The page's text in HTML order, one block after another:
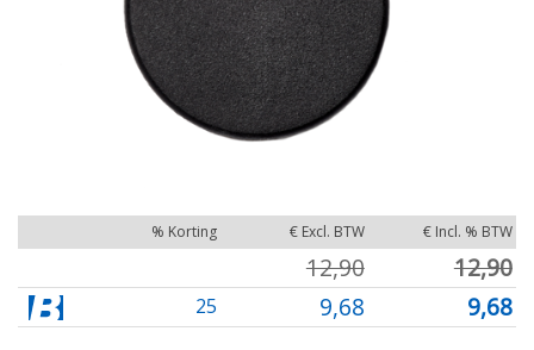
% Korting € Excl. BTW € Incl. % BTW
12,90 12,90
25 9,68 9,68